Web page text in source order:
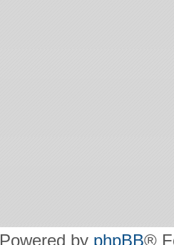
Powered by phpBB®